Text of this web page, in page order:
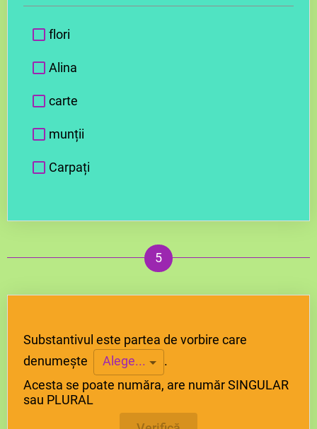
flori
Alina
carte
munții
Carpați
Substantivul este partea de vorbire care
denumește
Alege...
.
Acesta se poate număra, are număr SINGULAR
sau PLURAL